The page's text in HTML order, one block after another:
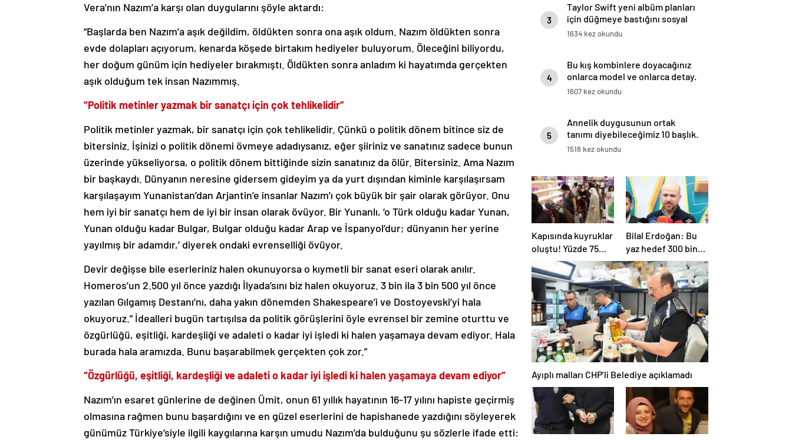
Vera’nın Nazım’a karşı olan duygularını şöyle aktardı:
“Başlarda ben Nazım’a aşık değildim, öldükten sonra ona aşık oldum. Nazım öldükten sonra
evde dolapları açıyorum, kenarda köşede birtakım hediyeler buluyorum. Öleceğini biliyordu,
her doğum günüm için hediyeler bırakmıştı. Öldükten sonra anladım ki hayatımda gerçekten
aşık olduğum tek insan Nazımmış.
“Politik metinler yazmak bir sanatçı için çok tehlikelidir”
Politik metinler yazmak, bir sanatçı için çok tehlikelidir. Çünkü o politik dönem bitince siz de
bitersiniz. İşinizi o politik dönemi övmeye adadıysanız, eğer şiiriniz ve sanatınız sadece bunun
üzerinde yükseliyorsa, o politik dönem bittiğinde sizin sanatınız da ölür. Bitersiniz. Ama Nazım
bir başkaydı. Dünyanın neresine gidersem gideyim ya da yurt dışından kiminle karşılaşırsam
karşılaşayım Yunanistan’dan Arjantin’e insanlar Nazım’ı çok büyük bir şair olarak görüyor. Onu
hem iyi bir sanatçı hem de iyi bir insan olarak övüyor. Bir Yunanlı, ‘o Türk olduğu kadar Yunan,
Yunan olduğu kadar Bulgar, Bulgar olduğu kadar Arap ve İspanyol’dur; dünyanın her yerine
yayılmış bir adamdır,’ diyerek ondaki evrenselliği övüyor.
Devir değişse bile eserleriniz halen okunuyorsa o kıymetli bir sanat eseri olarak anılır.
Homeros’un 2.500 yıl önce yazdığı İlyada’sını biz halen okuyoruz. 3 bin ila 3 bin 500 yıl önce
yazılan Gılgamış Destanı’nı, daha yakın dönemden Shakespeare’i ve Dostoyevski’yi hala
okuyoruz.” İdealleri bugün tartışılsa da politik görüşlerini öyle evrensel bir zemine oturttu ve
özgürlüğü, eşitliği, kardeşliği ve adaleti o kadar iyi işledi ki halen yaşamaya devam ediyor. Hala
burada hala aramızda. Bunu başarabilmek gerçekten çok zor.”
“Özgürlüğü, eşitliği, kardeşliği ve adaleti o kadar iyi işledi ki halen yaşamaya devam ediyor”
Nazım’ın esaret günlerine de değinen Ümit, onun 61 yıllık hayatının 16-17 yılını hapiste geçirmiş
olmasına rağmen bunu başardığını ve en güzel eserlerini de hapishanede yazdığını söyleyerek
günümüz Türkiye’siyle ilgili kaygılarına karşın umudu Nazım’da bulduğunu şu sözlerle ifade etti:
3
Taylor Swift yeni albüm planları
için düğmeye bastığını sosyal
medyadan duyurdu!
1634 kez okundu
4
Bu kış kombinlere doyacağınız
onlarca model ve onlarca detay.
1607 kez okundu
5
Annelik duygusunun ortak
tanımı diyebileceğimiz 10 başlık.
1518 kez okundu
Kapısında kuyruklar
oluştu! Yüzde 75
indirim yapıldı, tüm
ürünler kapış kapış
gitti
Bilal Erdoğan: Bu
yaz hedef 300 bin
ortaokul
öğrencisini yaz
okullarında
ağırlamak
Ayıplı malları CHP’li Belediye açıklamadı